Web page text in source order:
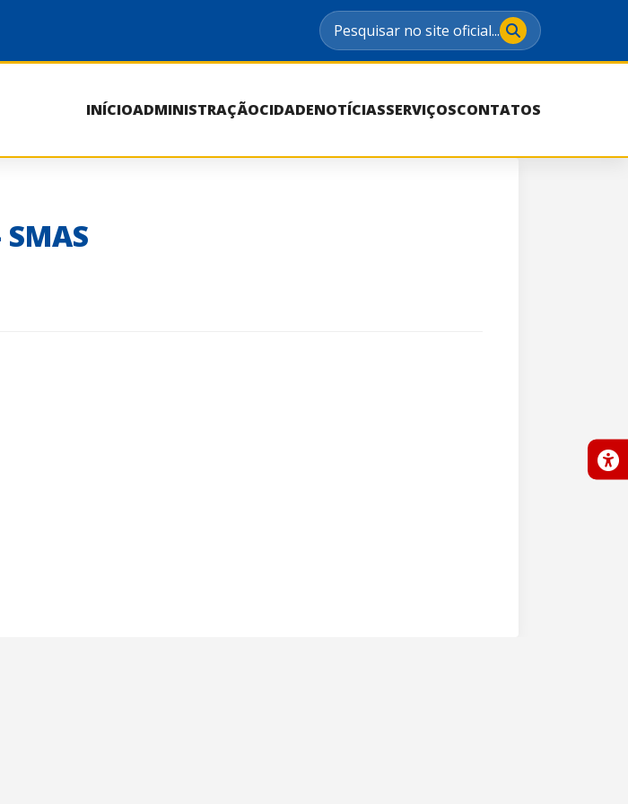
Pesquisar no site oficial...
INÍCIOADMINISTRAÇÃOCIDADENOTÍCIASSERVIÇOSCONTATOS